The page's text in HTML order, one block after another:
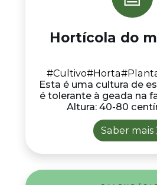
Hortícola do
#Cultivo#Horta
Esta é uma cultura de
é tolerante à geada na
Altura: 40-80
Saber mais